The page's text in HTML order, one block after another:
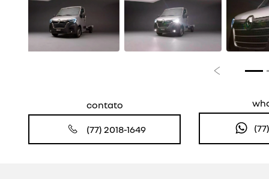
Anterior
contato
(77) 2018-1649